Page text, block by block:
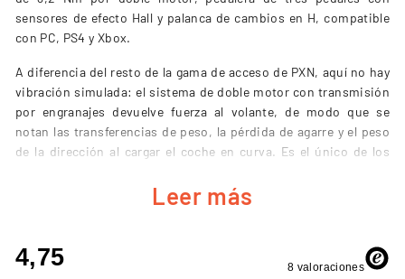
sensores de efecto Hall y palanca de cambios en H, compatible
con PC, PS4 y Xbox.
A diferencia del resto de la gama de acceso de PXN, aquí no hay
vibración simulada: el sistema de doble motor con transmisión
por engranajes devuelve fuerza al volante, de modo que se
notan las transferencias de peso, la pérdida de agarre y el peso
de la dirección al cargar el coche en curva. Es el único de los
Leer más